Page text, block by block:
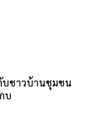
บชาวบ้านชุมชน
บ